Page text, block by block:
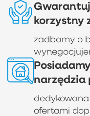
korzystny
zadbamy o
ofertami